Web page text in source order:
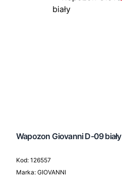
Wapozon Giovanni D-09 biały
Kod: 126557
Marka: GIOVANNI